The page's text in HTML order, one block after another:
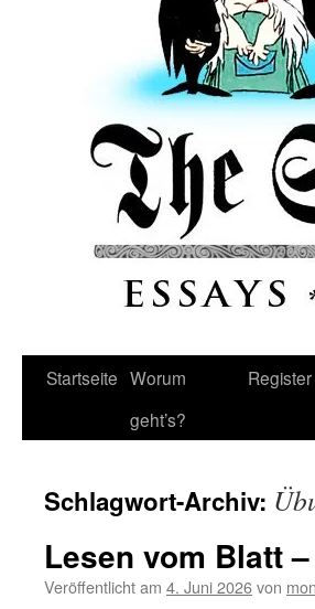
Startseite Worum
geht’s?
Register
Schlagwort-Archiv:
Lesen vom Blatt
Veröffentlicht am 4. Juni 2026von